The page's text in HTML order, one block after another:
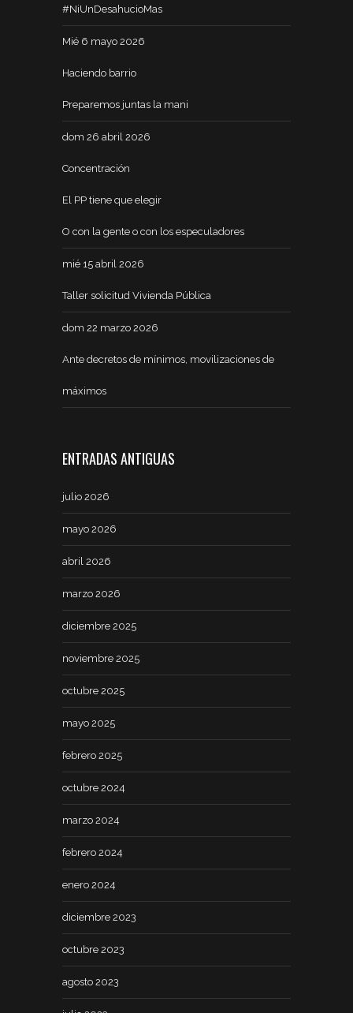
#NiUnDesahucioMas
Mié 6 mayo 2026
Haciendo barrio
Preparemos juntas la mani
dom 26 abril 2026
Concentración
El PP tiene que elegir
O con la gente o con los especuladores
mié 15 abril 2026
Taller solicitud Vivienda Pública
dom 22 marzo 2026
Ante decretos de mínimos, movilizaciones de
máximos
ENTRADAS ANTIGUAS
julio 2026
mayo 2026
abril 2026
marzo 2026
diciembre 2025
noviembre 2025
octubre 2025
mayo 2025
febrero 2025
octubre 2024
marzo 2024
febrero 2024
enero 2024
diciembre 2023
octubre 2023
agosto 2023